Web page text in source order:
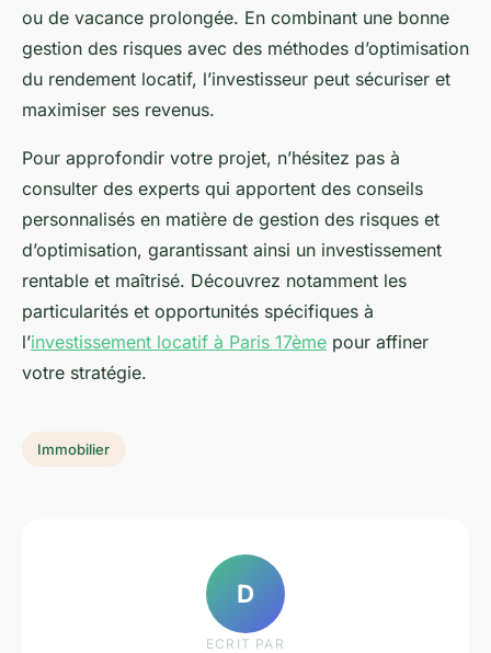
ou de vacance prolongée. En combinant une bonne
gestion des risques avec des méthodes d’optimisation
du rendement locatif, l’investisseur peut sécuriser et
maximiser ses revenus.
Pour approfondir votre projet, n’hésitez pas à
consulter des experts qui apportent des conseils
personnalisés en matière de gestion des risques et
d’optimisation, garantissant ainsi un investissement
rentable et maîtrisé. Découvrez notamment les
particularités et opportunités spécifiques à
l’investissement locatif à Paris 17ème pour affiner
votre stratégie.
Immobilier
D
ECRIT PAR